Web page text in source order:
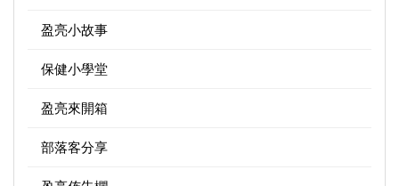
盈亮小故事
保健小學堂
盈亮來開箱
部落客分享